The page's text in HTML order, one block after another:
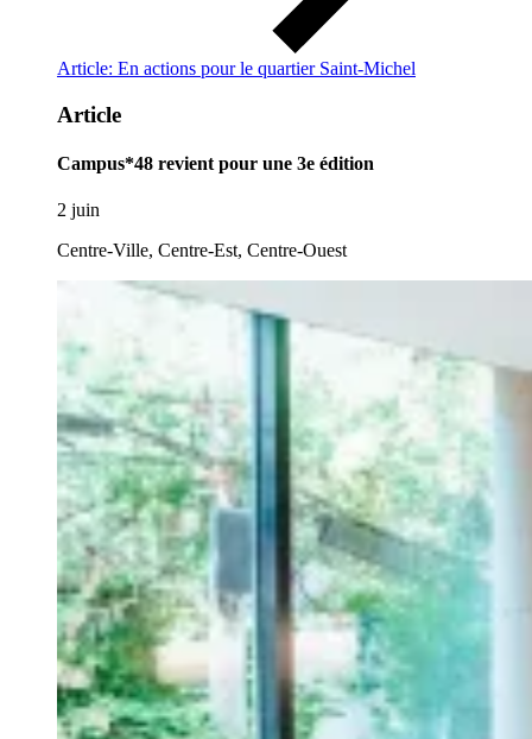
Article: En actions pour le quartier Saint-Michel
Article
Campus*48 revient pour une 3e édition
2 juin
Centre-Ville, Centre-Est, Centre-Ouest